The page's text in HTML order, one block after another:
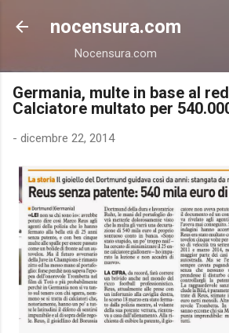
Passa ai contenuti
nocensura.com
Nocensura.com
Germania, multe in base al
Calciatore multato per
- dicembre 22, 2014